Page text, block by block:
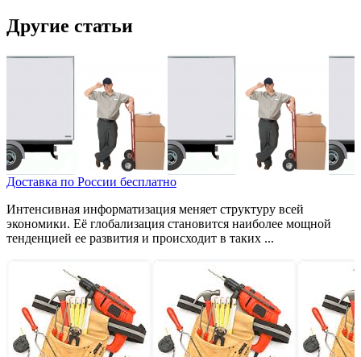
Другие статьи
Доставка по России бесплатно
Интенсивная информатизация меняет структуру всей
экономики. Её глобализация становится наиболее мощной
тенденцией ее развития и происходит в таких ...